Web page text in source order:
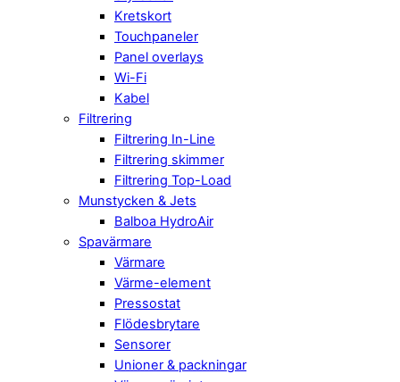
Kretskort
Touchpaneler
Panel overlays
Wi-Fi
Kabel
Filtrering
Filtrering In-Line
Filtrering skimmer
Filtrering Top-Load
Munstycken & Jets
Balboa HydroAir
Spavärmare
Värmare
Värme-element
Pressostat
Flödesbrytare
Sensorer
Unioner & packningar